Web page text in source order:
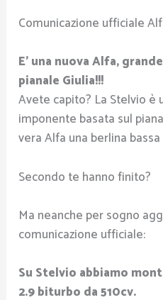
Comunicazione ufficiale
E’ una nuova Alfa,
pianale Giulia!!!
Avete capito? La Stelvio è
imponente basata sul
vera Alfa una berlina
Secondo te hanno finito?
Ma neanche per sogno
comunicazione ufficiale:
Su Stelvio abbiamo
2.9 biturbo da 510cv.